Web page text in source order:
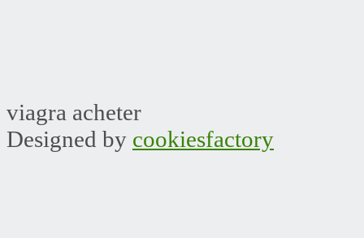
viagra acheter
Designed by cookiesfactory